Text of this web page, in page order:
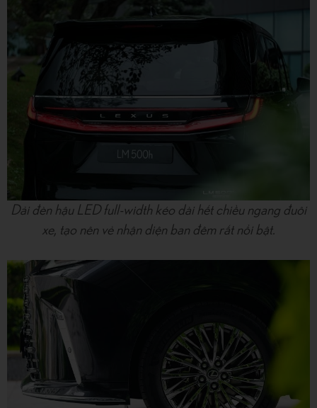
Dải đèn hậu LED full-width kéo dài hết chiều ngang đuôi
xe, tạo nên vẻ nhận diện ban đêm rất nổi bật.